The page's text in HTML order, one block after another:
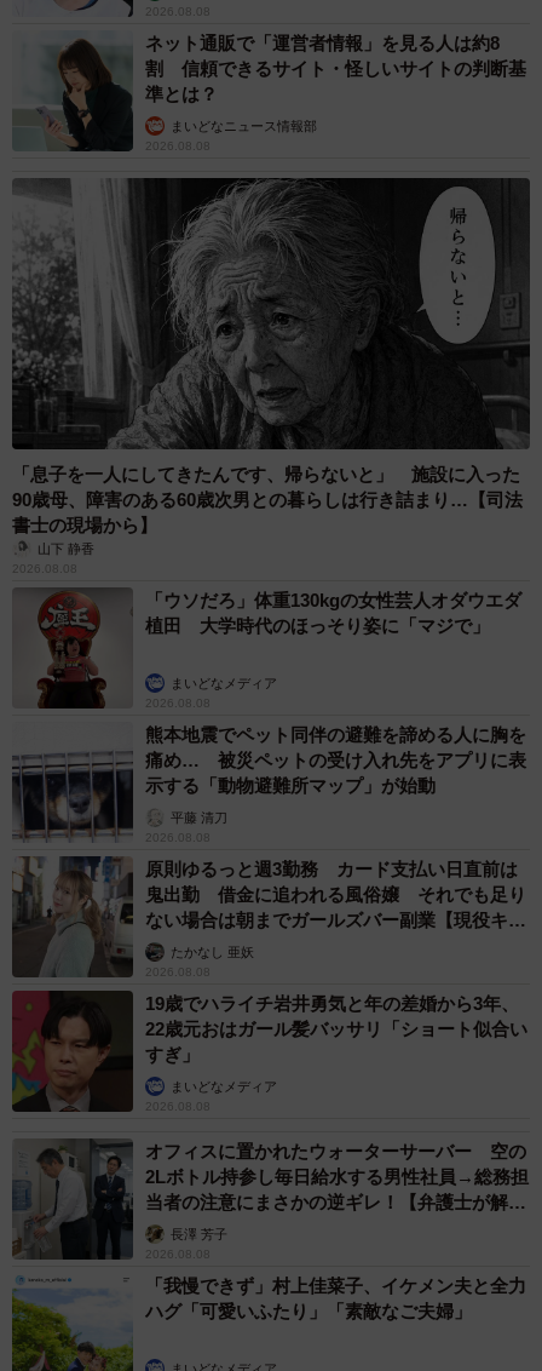
2026.08.08
ネット通販で「運営者情報」を見る人は約8
割 信頼できるサイト・怪しいサイトの判断基
準とは？
まいどなニュース情報部
2026.08.08
「息子を一人にしてきたんです、帰らないと」 施設に入った
90歳母、障害のある60歳次男との暮らしは行き詰まり…【司法
書士の現場から】
山下 静香
2026.08.08
「ウソだろ」体重130kgの女性芸人オダウエダ
植田 大学時代のほっそり姿に「マジで」
まいどなメディア
2026.08.08
熊本地震でペット同伴の避難を諦める人に胸を
痛め… 被災ペットの受け入れ先をアプリに表
示する「動物避難所マップ」が始動
平藤 清刀
2026.08.08
原則ゆるっと週3勤務 カード支払い日直前は
鬼出勤 借金に追われる風俗嬢 それでも足り
ない場合は朝までガールズバー副業【現役キャ
ストに取材】
たかなし 亜妖
2026.08.08
19歳でハライチ岩井勇気と年の差婚から3年、
22歳元おはガール髪バッサリ「ショート似合い
すぎ」
まいどなメディア
2026.08.08
オフィスに置かれたウォーターサーバー 空の
2Lボトル持参し毎日給水する男性社員→総務担
当者の注意にまさかの逆ギレ！【弁護士が解
説】長澤 芳子
2026.08.08
「我慢できず」村上佳菜子、イケメン夫と全力
ハグ「可愛いふたり」「素敵なご夫婦」